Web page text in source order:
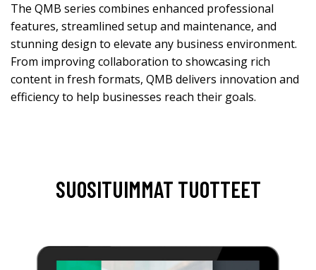
The QMB series combines enhanced professional
features, streamlined setup and maintenance, and
stunning design to elevate any business environment.
From improving collaboration to showcasing rich
content in fresh formats, QMB delivers innovation and
efficiency to help businesses reach their goals.
SUOSITUIMMAT TUOTTEET